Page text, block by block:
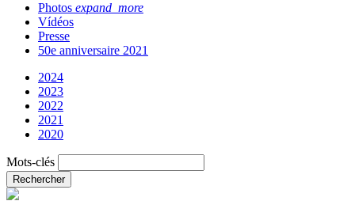
Photos expand_more
Vídéos
Presse
50e anniversaire 2021
2024
2023
2022
2021
2020
Mots-clés
Rechercher